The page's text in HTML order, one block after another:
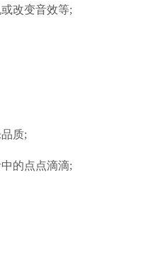
改变音效等;
质;
的点点滴滴;